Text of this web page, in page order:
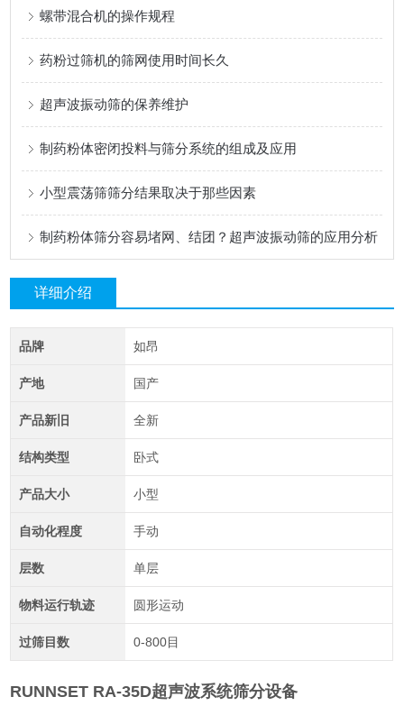
螺带混合机的操作规程
药粉过筛机的筛网使用时间长久
超声波振动筛的保养维护
制药粉体密闭投料与筛分系统的组成及应用
小型震荡筛筛分结果取决于那些因素
制药粉体筛分容易堵网、结团？超声波振动筛的应用分析
详细介绍
品牌 如昂
产地 国产
产品新旧 全新
结构类型 卧式
产品大小 小型
自动化程度 手动
层数 单层
物料运行轨迹 圆形运动
过筛目数 0-800目
RUNNSET RA-35D超声波系统筛分设备